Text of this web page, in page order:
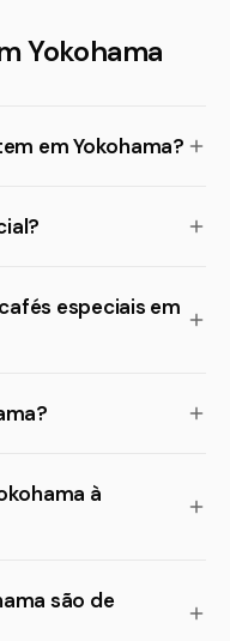
Yokohama
em Yokohama?
especiais em
à
são de